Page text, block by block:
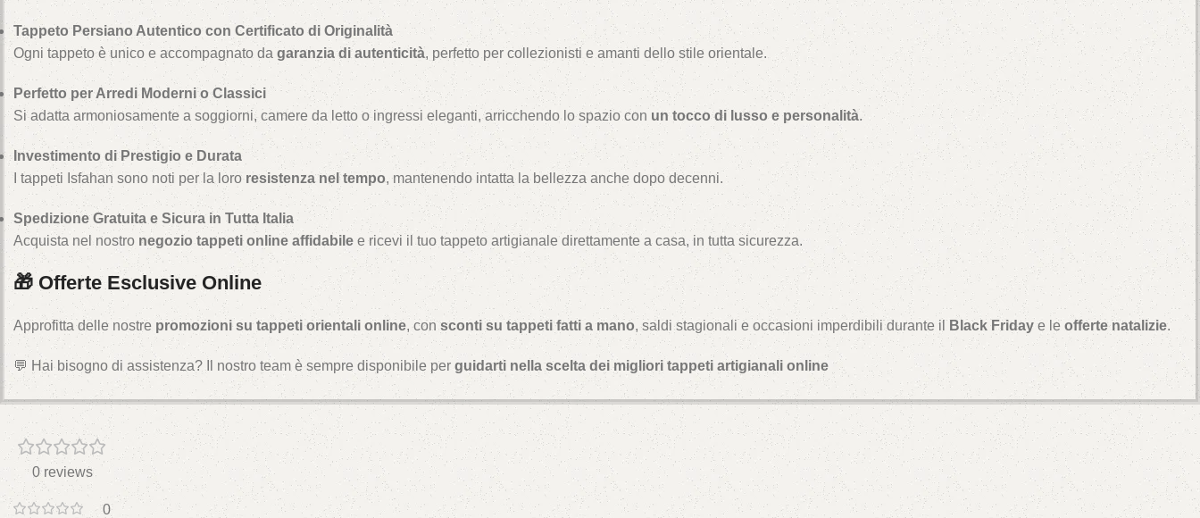
Tappeto Persiano Autentico con Certificato di Originalità
Ogni tappeto è unico e accompagnato da garanzia di autenticità, perfetto per collezionisti e amanti dello stile orientale.
Perfetto per Arredi Moderni o Classici
Si adatta armoniosamente a soggiorni, camere da letto o ingressi eleganti, arricchendo lo spazio con un tocco di lusso e personalità.
Investimento di Prestigio e Durata
I tappeti Isfahan sono noti per la loro resistenza nel tempo, mantenendo intatta la bellezza anche dopo decenni.
Spedizione Gratuita e Sicura in Tutta Italia
Acquista nel nostro negozio tappeti online affidabile e ricevi il tuo tappeto artigianale direttamente a casa, in tutta sicurezza.
🎁 Offerte Esclusive Online
Approfitta delle nostre promozioni su tappeti orientali online, consconti su tappeti fatti a mano, saldi stagionali e occasioni imperdibili durante il Black Friday e leofferte natalizie.
💬 Hai bisogno di assistenza? Il nostro team è sempre disponibile per guidarti nella scelta dei migliori tappeti artigianali online
0 reviews
0